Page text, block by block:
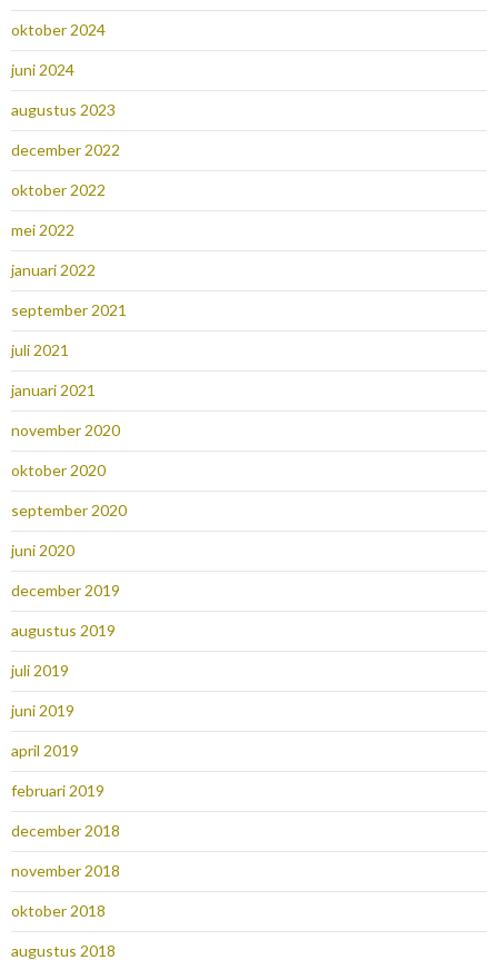
oktober 2024
juni 2024
augustus 2023
december 2022
oktober 2022
mei 2022
januari 2022
september 2021
juli 2021
januari 2021
november 2020
oktober 2020
september 2020
juni 2020
december 2019
augustus 2019
juli 2019
juni 2019
april 2019
februari 2019
december 2018
november 2018
oktober 2018
augustus 2018